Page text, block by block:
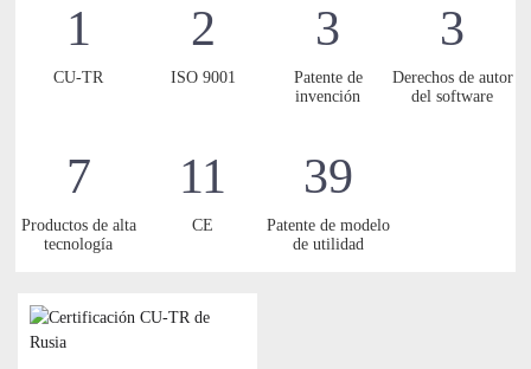
1
CU-TR
2
ISO 9001
3
Patente de
invención
3
Derechos de autor
del software
7
Productos de alta
tecnología
11
CE
39
Patente de modelo
de utilidad